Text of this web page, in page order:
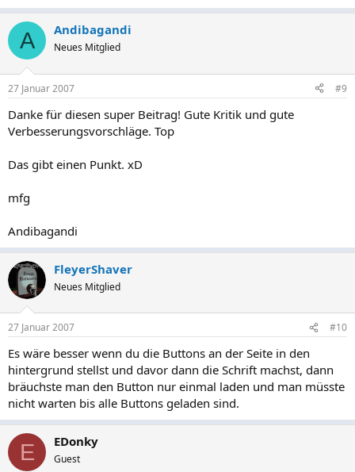
A Andibagandi
Neues Mitglied
27 Januar 2007 #9
Danke für diesen super Beitrag! Gute Kritik und gute
Verbesserungsvorschläge. Top
Das gibt einen Punkt. xD
mfg
Andibagandi
FleyerShaver
Neues Mitglied
27 Januar 2007 #10
Es wäre besser wenn du die Buttons an der Seite in den
hintergrund stellst und davor dann die Schrift machst, dann
bräuchste man den Button nur einmal laden und man müsste
nicht warten bis alle Buttons geladen sind.
E EDonky
Guest